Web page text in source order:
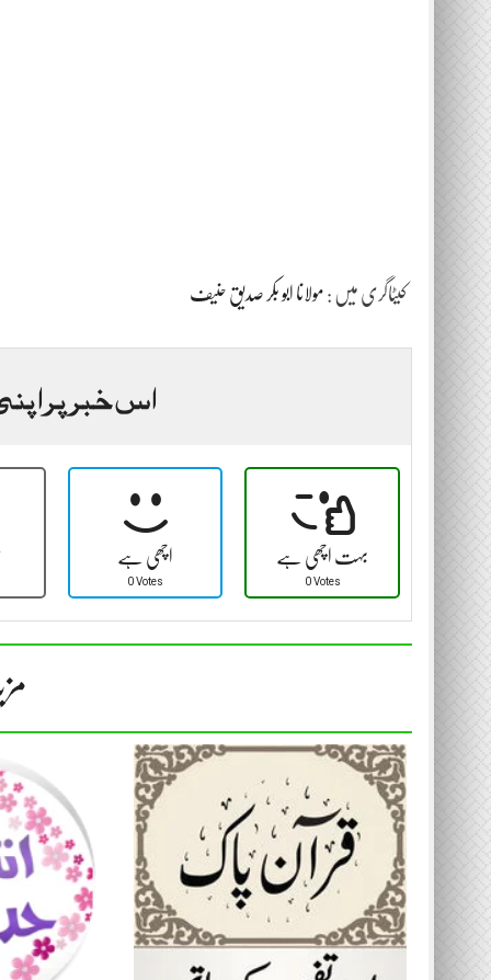
کیٹاگری میں : مولانا ابو بکر صدیق حنیف
اس خبر پر
اچھی ہے
0 Votes
بہت اچھی ہے
0 Votes